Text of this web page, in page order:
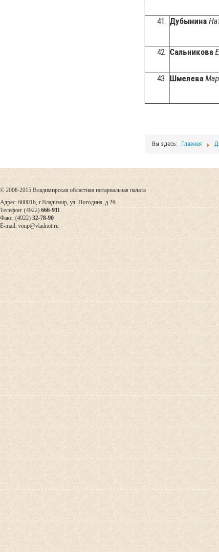
41. Дубынина
42. Сальникова
43. Шмелева
Вы здесь: Главная
© 2008-2015 Владимирская областная нотариальная палата
Адрес: 600016, г.Владимир, ул. Погодина, д.26
Телефон: (4922) 666-911
Факс: (4922) 32-78-90
E-mail: vonp@vladnot.ru